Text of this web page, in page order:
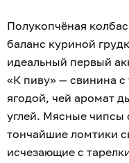
Полукопчёная
баланс куриной
идеальный первый
«К пиву» — свинина
ягодой, чей аромат
углей. Мясные
тончайшие ломтики
исчезающие с